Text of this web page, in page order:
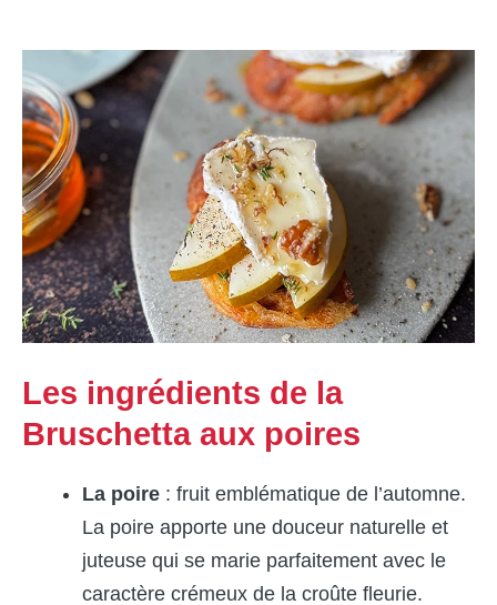
Les ingrédients de la
Bruschetta aux poires
La poire : fruit emblématique de l’automne.
La poire apporte une douceur naturelle et
juteuse qui se marie parfaitement avec le
caractère crémeux de la croûte fleurie.